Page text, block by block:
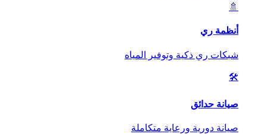
🚿
أنظمة ري
شبكات ري ذكية وتوفير المياه
🛠️
صيانة حدائق
صيانة دورية ورعاية متكاملة